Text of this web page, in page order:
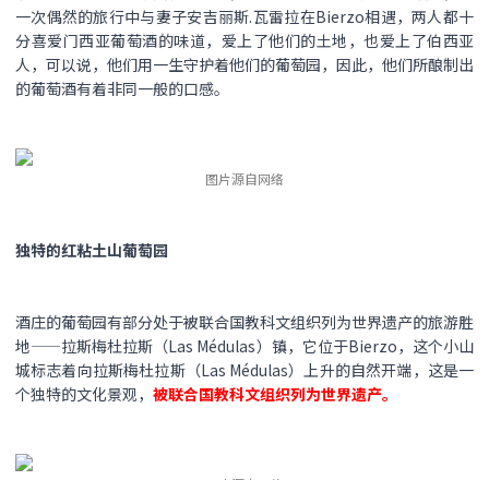
一次偶然的旅行中与妻子安吉丽斯.瓦雷拉在Bierzo相遇，两人都十
分喜爱门西亚葡萄酒的味道，爱上了他们的土地，也爱上了伯西亚
人，可以说，他们用一生守护着他们的葡萄园，因此，他们所酿制出
的葡萄酒有着非同一般的口感。
图片源自网络
独特的红粘土山葡萄园
酒庄的葡萄园有部分处于被联合国教科文组织列为世界遗产的旅游胜
地——拉斯梅杜拉斯（Las Médulas）镇，它位于Bierzo，这个小山
城标志着向拉斯梅杜拉斯（Las Médulas）上升的自然开端，这是一
个独特的文化景观， 被联合国教科文组织列为世界遗产。